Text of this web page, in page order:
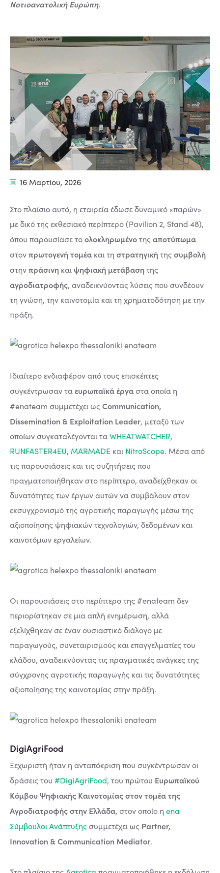
Νοτιοανατολική Ευρώπη.
16 Μαρτίου, 2026
Στο πλαίσιο αυτό, η εταιρεία έδωσε δυναμικό «παρών»
με δικό της εκθεσιακό περίπτερο (Pavilion 2, Stand 48),
όπου παρουσίασε τοολοκληρωμένοτηςαποτύπωμα
στονπρωτογενή τομέα και τη στρατηγικήτηςσυμβολή
στηνπράσινη καιψηφιακή μετάβασητης
αγροδιατροφής, αναδεικνύοντας λύσεις που συνδέουν
τη γνώση, την καινοτομία και τη χρηματοδότηση με την
πράξη.
Ιδιαίτερο ενδιαφέρον από τους επισκέπτες
συγκέντρωσαν ταευρωπαϊκά έργαστα οποία η
#enateam συμμετέχει ωςCommunication,
Dissemination & Exploitation Leader, μεταξύ των
οποίων συγκαταλέγονται ταWHEATWATCHER,
RUNFASTER4EU, MARMADE και NitroScope. Μέσα από
τις παρουσιάσεις και τις συζητήσεις που
πραγματοποιήθηκαν στο περίπτερο, αναδείχθηκαν οι
δυνατότητες των έργων αυτών να συμβάλουν στον
εκσυγχρονισμό της αγροτικής παραγωγής μέσω της
αξιοποίησης ψηφιακών τεχνολογιών, δεδομένων και
καινοτόμων εργαλείων.
Οι παρουσιάσεις στο περίπτερο της #enateam δεν
περιορίστηκαν σε μια απλή ενημέρωση, αλλά
εξελίχθηκαν σε έναν ουσιαστικό διάλογο με
παραγωγούς, συνεταιρισμούς και επαγγελματίες του
κλάδου, αναδεικνύοντας τις πραγματικές ανάγκες της
σύγχρονης αγροτικής παραγωγής και τις δυνατότητες
αξιοποίησης της καινοτομίας στην πράξη.
DigiAgriFood
Ξεχωριστή ήταν η ανταπόκριση που συγκέντρωσαν οι
δράσεις του #DigiAgriFood, του πρώτου Ευρωπαϊκού
Κόμβου Ψηφιακής Καινοτομίας στον τομέα της
Αγροδιατροφής στην Ελλάδα, στον οποίο η ena
Σύμβουλοι Ανάπτυξηςσυμμετέχει ως Partner,
Innovation & Communication Mediator.